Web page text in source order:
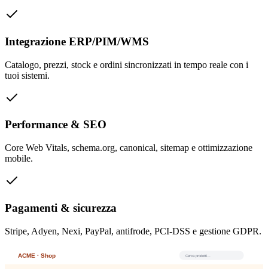
Integrazione ERP/PIM/WMS
Catalogo, prezzi, stock e ordini sincronizzati in tempo reale con i
tuoi sistemi.
Performance & SEO
Core Web Vitals, schema.org, canonical, sitemap e ottimizzazione
mobile.
Pagamenti & sicurezza
Stripe, Adyen, Nexi, PayPal, antifrode, PCI-DSS e gestione GDPR.